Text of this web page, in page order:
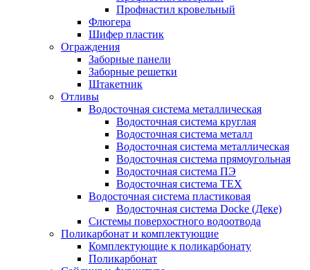
Профнастил кровельный
Флюгера
Шифер пластик
Ограждения
Заборные панели
Заборные решетки
Штакетник
Отливы
Водосточная система металлическая
Водосточная система круглая
Водосточная система металл
Водосточная система металлическая
Водосточная система прямоугольная
Водосточная система ПЭ
Водосточная система ТЕХ
Водосточная система пластиковая
Водосточная система Docke (Деке)
Системы поверхостного водоотвода
Поликарбонат и комплектующие
Комплектующие к поликарбонату
Поликарбонат